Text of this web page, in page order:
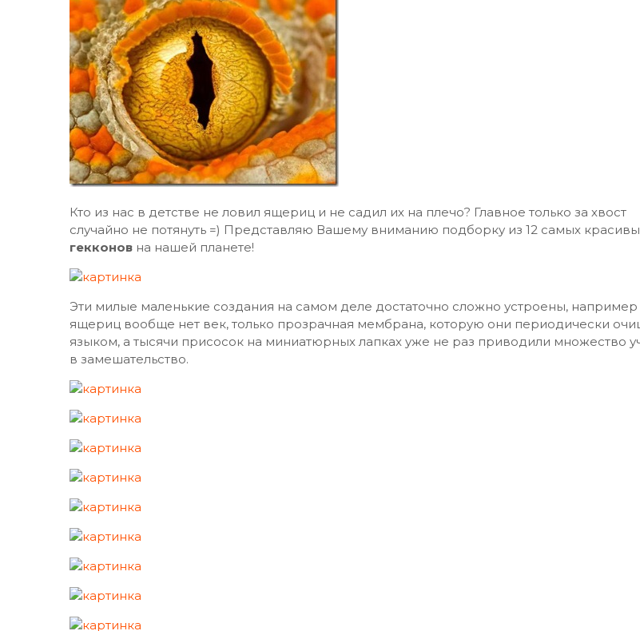
Кто из нас в детстве не ловил ящериц и не садил их на плечо? Главное только за хвост
случайно не потянуть =) Представляю Вашему вниманию подборку из 12 самых
гекконов на нашей планете!
Эти милые маленькие создания на самом деле достаточно сложно устроены, например
ящериц вообще нет век, только прозрачная мембрана, которую они периодически
языком, а тысячи присосок на миниатюрных лапках уже не раз приводили множество
в замешательство.